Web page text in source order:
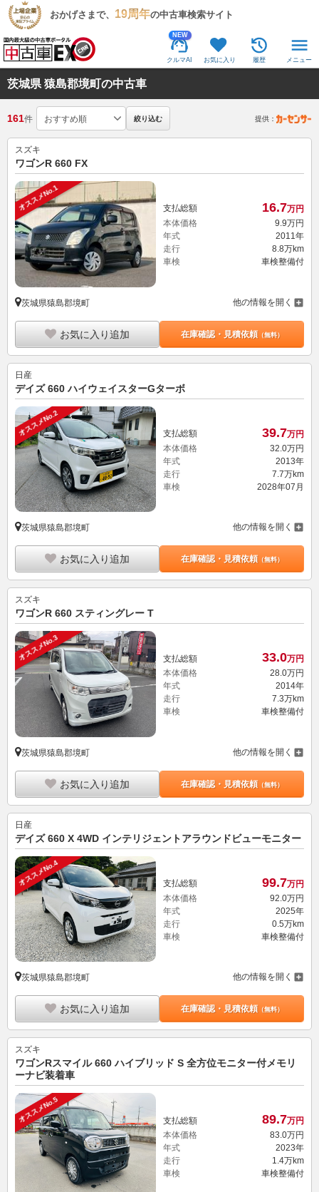
おかげさまで、 19周年の中古車検索サイト
NEW
クルマAI お気に入り 履歴 メニュー
茨城県 猿島郡境町の中古車
161件 絞り込む 提供：
スズキ
ワゴンR 660 FX
オススメNo.1 支払総額 16.7万円
本体価格
9.9万円
年式
2011年
走行
8.8万km
車検
車検整備付
茨城県猿島郡境町 他の情報を開く
お気に入り追加 在庫確認・見積依頼（無料）
日産
デイズ 660 ハイウェイスターGターボ
オススメNo.2 支払総額 39.7万円
本体価格
32. 0万円
年式
2013年
走行
7.7万km
車検
2028年07月
茨城県猿島郡境町 他の情報を開く
お気に入り追加 在庫確認・見積依頼（無料）
スズキ
ワゴンR 660 スティングレー T
オススメNo.3 支払総額 33.0万円
本体価格
28.0万円
年式
2014年
走行
7.3万km
車検
車検整備付
茨城県猿島郡境町 他の情報を開く
お気に入り追加 在庫確認・見積依頼（無料）
日産
デイズ 660 X 4WD インテリジェントアラウンドビューモニター
オススメNo.4 支払総額 99.7万円
本体価格
92. 0万円
年式
2025年
走行
0.5万km
車検
車検整備付
茨城県猿島郡境町 他の情報を開く
お気に入り追加 在庫確認・見積依頼（無料）
スズキ
ワゴンRスマイル 660 ハイブリッド S 全方位モニター付メモリ
ーナビ装着車
オススメNo.5 支払総額 89.7万円
本体価格
83.0万円
年式
2023年
走行
1.4万km
車検
車検整備付